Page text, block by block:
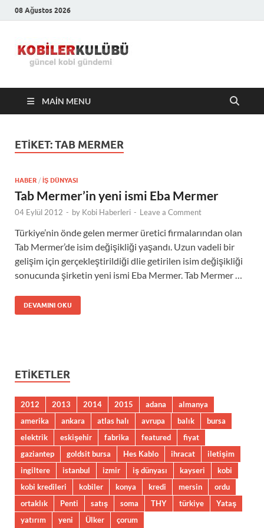
08 Ağustos 2026
Kulübü –
En Güncel
MAIN MENU
ETIKET:TAB MERMER
HABER / İŞ DÜNYASI
Tab Mermer’in yeni ismi Eba Mermer
04 Eylül 2012 - by Kobi Haberleri - Leave a Comment
Türkiye’nin önde gelen mermer üretici firmalarından olan
Tab Mermer’de isim değişikliği yaşandı. Uzun vadeli bir
gelişim için gerçekleştirildiği dlie getirilen isim değişikliği
sonucunda şirketin yeni ismi Eba Mermer. Tab Mermer …
DEVAMINI OKU
ETIKETLER
2012 2013 2014 2015 adana
almanya
amerika
ankara atlas halı avrupa balık
bursa
elektrik
eskişehir fabrika featured
fiyat
gaziantep
goldsit bursa Hes Kablo ihracat
iletişim
ingiltere
istanbul izmir iş dünyası kayseri
kobi
kobi kredileri
kobiler konya kredi mersin
ordu
ortaklık
Penti satış soma THY türkiye
Yataş
yatırım
yeni Ülker çorum